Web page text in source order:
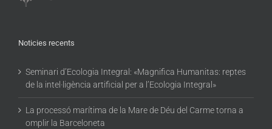
Noticies recents
Seminari d’Ecologia Integral: «Magnifica Humanitas: reptes
de la intel·ligència artificial per a l’Ecologia Integral»
La processó marítima de la Mare de Déu del Carme torna a
omplir la Barceloneta